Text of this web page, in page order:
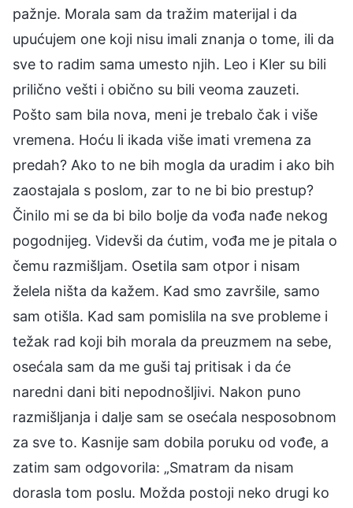
pažnje. Morala sam da tražim materijal i da
upućujem one koji nisu imali znanja o tome, ili da
sve to radim sama umesto njih. Leo i Kler su bili
prilično vešti i obično su bili veoma zauzeti.
Pošto sam bila nova, meni je trebalo čak i više
vremena. Hoću li ikada više imati vremena za
predah? Ako to ne bih mogla da uradim i ako bih
zaostajala s poslom, zar to ne bi bio prestup?
Činilo mi se da bi bilo bolje da vođa nađe nekog
pogodnijeg. Videvši da ćutim, vođa me je pitala o
čemu razmišljam. Osetila sam otpor i nisam
želela ništa da kažem. Kad smo završile, samo
sam otišla. Kad sam pomislila na sve probleme i
težak rad koji bih morala da preuzmem na sebe,
osećala sam da me guši taj pritisak i da će
naredni dani biti nepodnošljivi. Nakon puno
razmišljanja i dalje sam se osećala nesposobnom
za sve to. Kasnije sam dobila poruku od vođe, a
zatim sam odgovorila: „Smatram da nisam
dorasla tom poslu. Možda postoji neko drugi ko